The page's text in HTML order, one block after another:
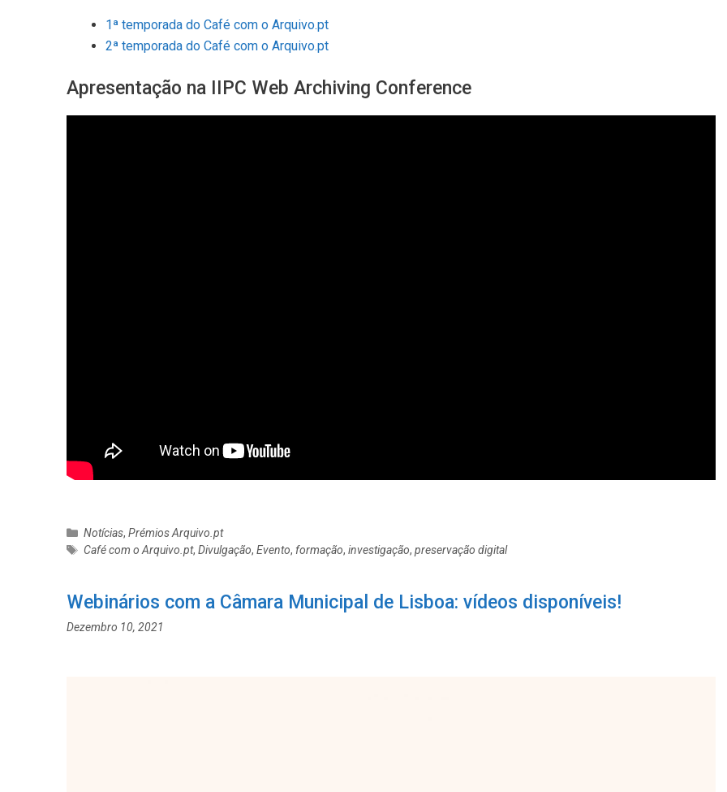
1ª temporada do Café com o Arquivo.pt
2ª temporada do Café com o Arquivo.pt
Apresentação na IIPC Web Archiving Conference
C
a
g
r
Notícias,Prémios Arquivo.pt
E
q
e
Café com o Arquivo.pt,Divulgação,Evento, formação,investigação,preservação digital
Webinários com a Câmara Municipal de Lisboa: vídeos disponíveis!
Dezembro 10, 2021